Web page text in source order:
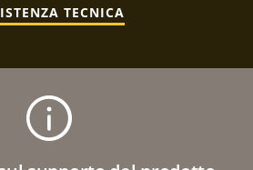
TECNICA